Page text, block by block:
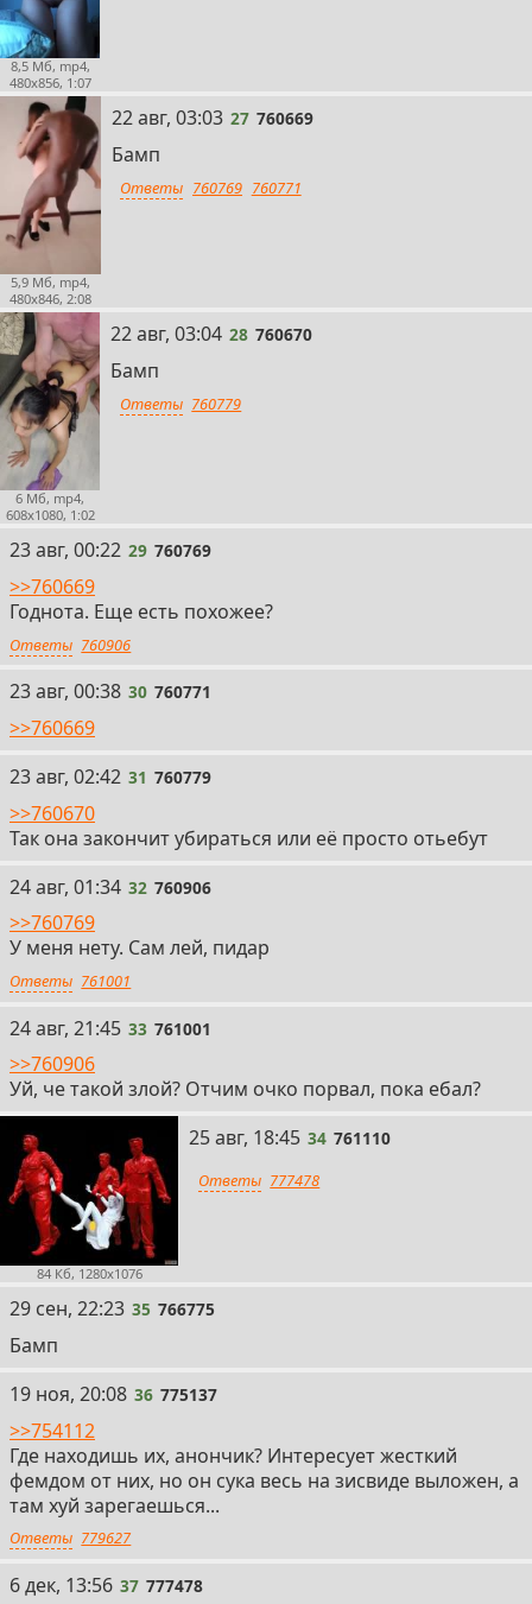
8,5 Мб, mp4,
480x856, 1:07
5,9 Мб, mp4,
480x846, 2:08
27
22 авг, 03:03 27 760669
Бамп
Ответы 760769 760771
6 Мб, mp4,
608x1080, 1:02
28
22 авг, 03:04 28 760670
Бамп
Ответы 760779
29
23 авг, 00:22 29 760769
>>760669
Годнота. Еще есть похожее?
Ответы 760906
30
23 авг, 00:38 30 760771
>>760669
31
23 авг, 02:42 31 760779
>>760670
Так она закончит убираться или её просто отьебут
32
24 авг, 01:34 32 760906
>>760769
У меня нету. Сам лей, пидар
Ответы 761001
33
24 авг, 21:45 33 761001
>>760906
Уй, че такой злой? Отчим очко порвал, пока ебал?
84 Кб, 1280x1076
34
25 авг, 18:45 34 761110
Ответы 777478
35
29 сен, 22:23 35 766775
Бамп
36
19 ноя, 20:08 36 775137
>>754112
Где находишь их, анончик? Интересует жесткий
фемдом от них, но он сука весь на зисвиде выложен, а
там хуй зарегаешься...
Ответы 779627
37
6 дек, 13:56 37 777478